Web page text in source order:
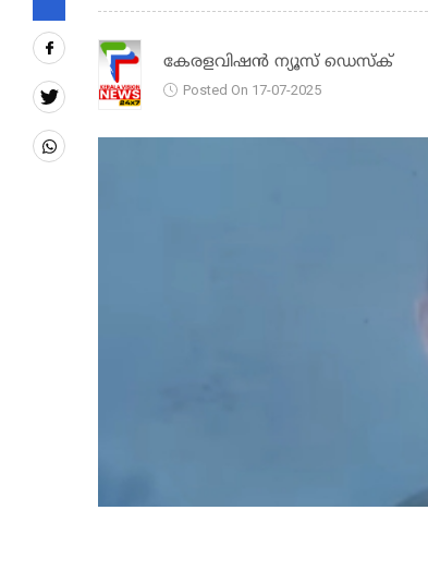
കേരളവിഷൻ ന്യൂസ് ഡെസ്‌ക്
Posted On 17-07-2025